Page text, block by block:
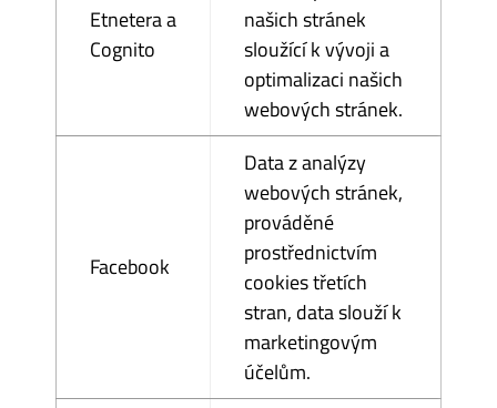
Etnetera a
Cognito
našich stránek
sloužící k vývoji a
optimalizaci našich
webových stránek.
Facebook
Data z analýzy
webových stránek,
prováděné
prostřednictvím
cookies třetích
stran, data slouží k
marketingovým
účelům.